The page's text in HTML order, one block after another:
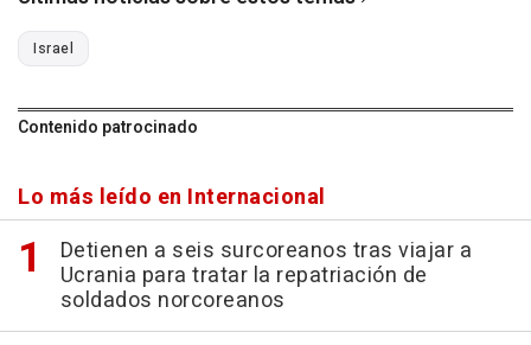
Israel
Contenido patrocinado
Lo más leído en Internacional
Detienen a seis surcoreanos tras viajar a
Ucrania para tratar la repatriación de
soldados norcoreanos